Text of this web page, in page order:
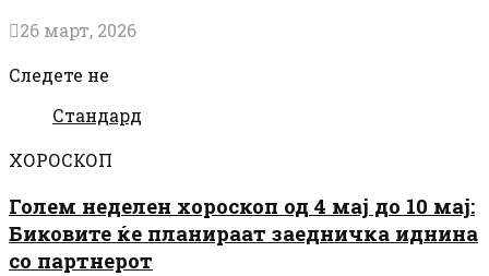
26 март, 2026
Следете не
Стандард
ХОРОСКОП
Голем неделен хороскоп од 4 мај до 10 мај:
Биковите ќе планираат заедничка иднина
со партнерот